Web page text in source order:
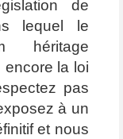
de
lequel le
héritage
la loi
pas
à un
et nous